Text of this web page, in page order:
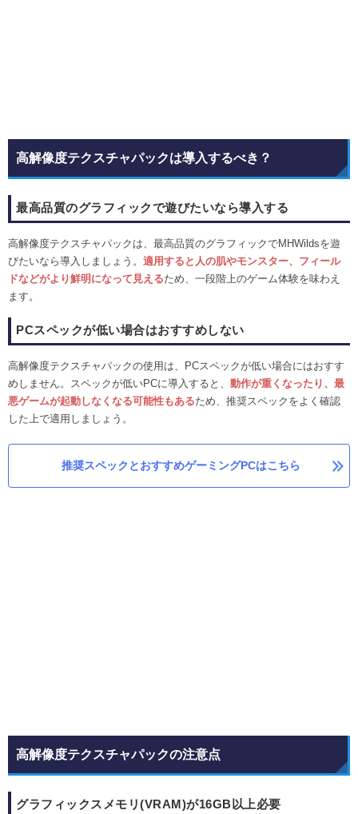
高解像度テクスチャパックは導入するべき？
最高品質のグラフィックで遊びたいなら導入する
高解像度テクスチャパックは、最高品質のグラフィックでMHWildsを遊
びたいなら導入しましょう。 適用すると人の肌やモンスター、フィール
ドなどがより鮮明になって見えるため、一段階上のゲーム体験を味わえ
ます。
PCスペックが低い場合はおすすめしない
高解像度テクスチャパックの使用は、PCスペックが低い場合にはおすす
めしません。スペックが低いPCに導入すると、 動作が重くなったり、最
悪ゲームが起動しなくなる可能性もあるため、推奨スペックをよく確認
した上で適用しましょう。
推奨スペックとおすすめゲーミングPCはこちら
高解像度テクスチャパックの注意点
グラフィックスメモリ(VRAM)が16GB以上必要